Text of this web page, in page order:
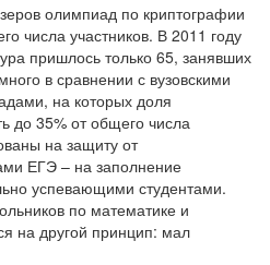
олимпиад по криптографии
числа участников. В 2011 году
пришлось только 65, занявших
в сравнении с вузовскими
на которых доля
до 35% от общего числа
на защиту от
ЕГЭ – на заполнение
успевающими студентами.
по математике и
на другой принцип: мал